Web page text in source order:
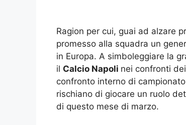
Ragion per cui, guai ad alzare
promesso alla squadra un
in Europa. A simboleggiare la
il Calcio Napoli nei confronti
confronto interno di
rischiano di giocare un ruolo
di questo mese di marzo.